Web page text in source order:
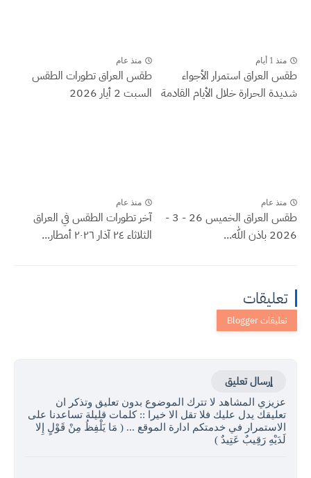
منذ 1 أيام
طقس العراق ‏استمرار الأجواء
شديدة الحرارة خلال الأيام القادمة
منذ عام
طقس العراق تطورات الطقس
السبت 2 أيار 2026
منذ عام
طقس العراق الخميس 26 - 3 -
2026 باذن الله...
منذ عام
آخر تطورات الطقس في العراق
الثلاثاء ٢٤ آذار ٢٠٢٦ أمطار...
تعليقات
إرسال تعليق
عزيزي المشاهد لا تترك الموضوع بدون تعليق وتذكر ان
تعليقك يدل عليك فلا تقل الا خيرا :: كلمات قليلة تساعدنا على
الاستمرار في خدمتكم ادارة الموقع ... ( مَا يَلْفِظُ مِنْ قَوْلٍ إِلا
لَدَيْهِ رَقِيبٌ عَتِيدٌ )